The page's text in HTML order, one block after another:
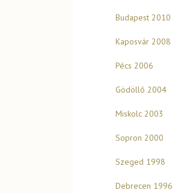
Budapest 2010
Kaposvár 2008
Pécs 2006
Gödöllő 2004
Miskolc 2003
Sopron 2000
Szeged 1998
Debrecen 1996